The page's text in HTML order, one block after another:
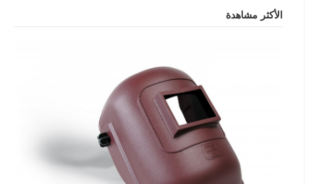
الأكثر مشاهدة